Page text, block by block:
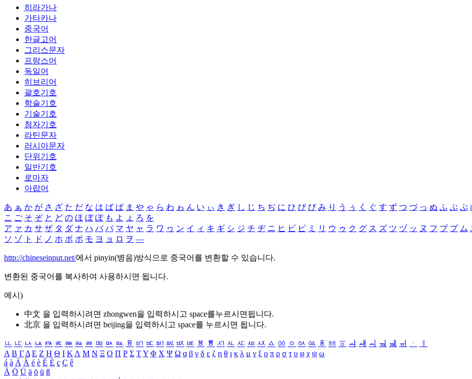
히라가나
가타카나
중국어
한글고어
그리스문자
프랑스어
독일어
히브리어
괄호기호
학술기호
기술기호
첨자기호
라틴문자
러시아문자
단위기호
일반기호
로마자
아랍어
あ ぁ か が さ ざ た だ な は ば ぱ ま や ゃ ら わ ゎ ん い ぃ き ぎ し じ ち ぢ に ひ び ぴ み り う ぅ く ぐ す ず つ づ っ ぬ ふ ぶ ぷ
こ ご そ ぞ と ど の ほ ぼ ぽ も よ ょ ろ を
ア ァ カ サ ザ タ ダ ナ ハ バ パ マ ヤ ャ ラ ワ ヮ ン イ ィ キ ギ シ ジ チ ヂ ニ ヒ ビ ピ ミ リ ウ ゥ ク グ ス ズ ツ ヅ ッ ヌ フ ブ プ ム
ソ ゾ ト ド ノ ホ ボ ポ モ ヨ ョ ロ ヲ ―
http://chineseinput.net/에서 pinyin(병음)방식으로 중국어를 변환할 수 있습니다.
변환된 중국어를 복사하여 사용하시면 됩니다.
예시)
中文 을 입력하시려면 zhongwen을 입력하시고 space를누르시면됩니다.
北京 을 입력하시려면 beijing을 입력하시고 space를 누르시면 됩니다.
ㅥ ㅦ ㅧ ㅨ ㅩ ㅪ ㅫ ㅬ ㅭ ㅮ ㅯ ㅰ ㅱ ㅲ ㅳ ㅴ ㅵ ㅶ ㅷ ㅸ ㅹ ㅺ ㅻ ㅼ ㅽ ㅾ ㅿ ㆀ ㆁ ㆂ ㆃ ㆄ ㆅ ㆆ ㆇ ㆈ ㆉ ㆊ ㆋ ㆌ ㆍ
ㆎ
Α Β ΓΔ Ε Ζ Η Θ Ι ΚΛ Μ Ν Ξ Ο Π Ρ Σ ΤΥ Φ Χ Ψ Ω α β γ δ ε ζ η θ ι κ λ μ ν ξ ο π ρ σ τ υ φ χ ψ ω
á à Á À é è É È ç Ç ê
Ä Ö Ü ä ö ü ß